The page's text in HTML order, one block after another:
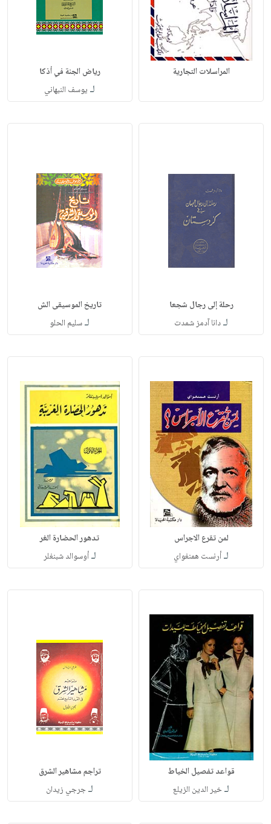
المراسلات التجارية رياض الجنة في أذكا
لـ يوسف النبهاني
رحلة إلى رجال شجعا
لـدانا آدمز شمدت
تاريخ الموسيقى الش
لـسليم الحلو
لمن تقرع الاجراس
لـأرنست همنغواي
تدهور الحضارة الغر
لـأوسوالد شبنغلر
قواعد تفصيل الخياط
لـخير الدين الزيلع
تراجم مشاهير الشرق
لـجرجي زيدان